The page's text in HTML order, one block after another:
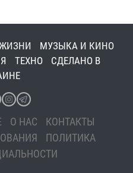
МУЗЫКА И КИНО
ТЕХНО
СДЕЛАНО В
О НАС
КОНТАКТЫ
ПОЛИТИКА